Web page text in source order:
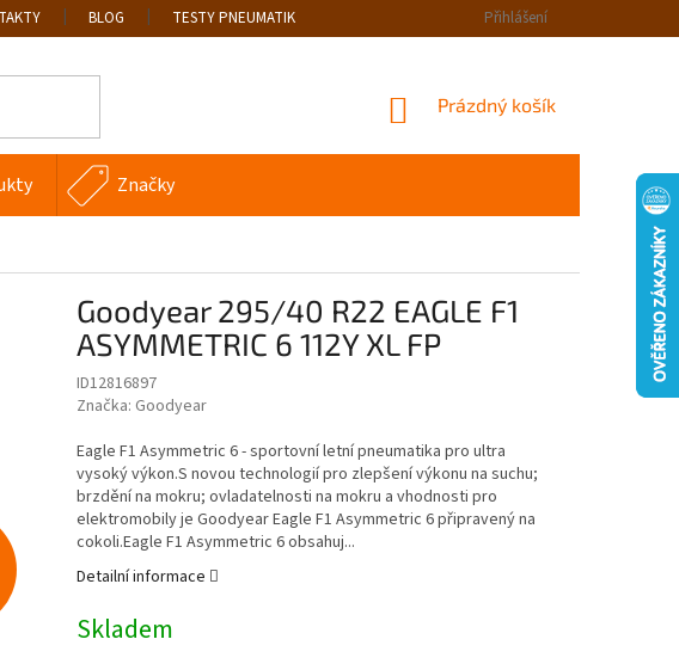
BLOG TESTY PNEUMATIK Přihlášení
NÁKUPNÍ
Prázdný košík
Značky
Goodyear 295/40 R22 EAGLE F1
ASYMMETRIC 6 112Y XL FP
ID12816897
Značka: Goodyear
Skladem
Eagle F1 Asymmetric 6 - sportovní letní pneumatika pro ultra
vysoký výkon.S novou technologií pro zlepšení výkonu na suchu;
brzdění na mokru; ovladatelnosti na mokru a vhodnosti pro
elektromobily je Goodyear Eagle F1 Asymmetric 6 připravený na
cokoli.Eagle F1 Asymmetric 6 obsahuj...
Detailní informace